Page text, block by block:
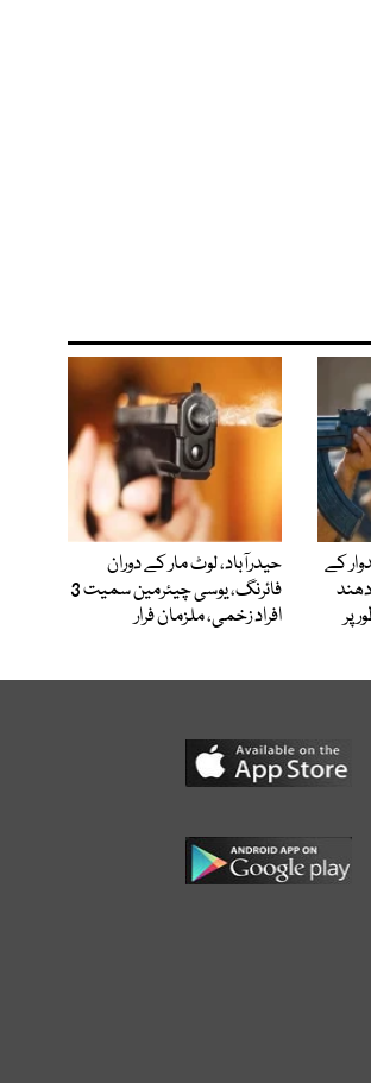
کے
پر
حیدرآباد، لوٹ مار کے دوران
فائرنگ، یوسی چیئرمین سمیت 3
افراد زخمی، ملزمان فرار